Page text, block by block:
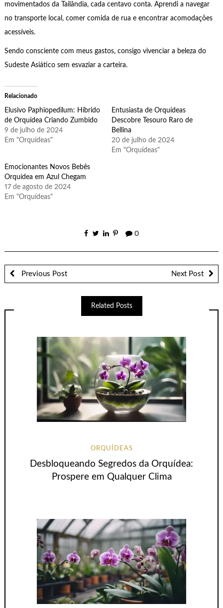
movimentados da Tailândia, cada centavo conta. Aprendi a navegar
no transporte local, comer comida de rua e encontrar acomodações
acessíveis.
Sendo consciente com meus gastos, consigo vivenciar a beleza do
Sudeste Asiático sem esvaziar a carteira.
Relacionado
Elusivo Paphiopedilum: Híbrido
de Orquídea Criando Zumbido
9 de julho de 2024
Em "Orquídeas"
Entusiasta de Orquídeas
Descobre Tesouro Raro de
Bellina
20 de julho de 2024
Em "Orquídeas"
Emocionantes Novos Bebês
Orquídea em Azul Chegam
17 de agosto de 2024
Em "Orquídeas"
0
Previous Post Next Post
Related Posts
ORQUÍDEAS
Desbloqueando Segredos da Orquídea:
Prospere em Qualquer Clima